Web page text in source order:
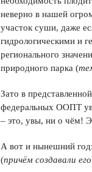
неверно в нашей
участок суши, даже
гидрологическими и
регионального
природного парка (
Зато в
федеральных ООПТ
– это, увы, ни о чём!
А вот и нынешний
(причём создавали